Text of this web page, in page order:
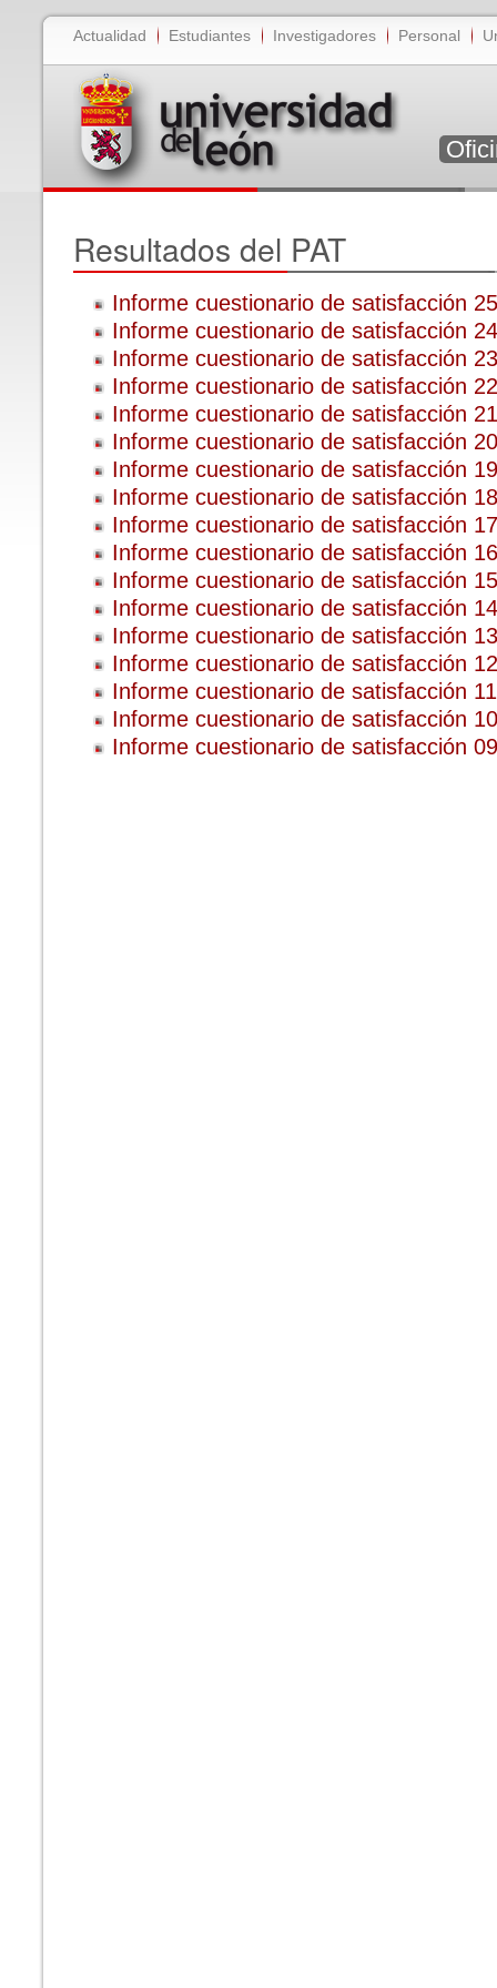
Actualidad Estudiantes Investigadores Personal
Resultados del PAT
Informe cuestionario de satisfacción
Informe cuestionario de satisfacción
Informe cuestionario de satisfacción
Informe cuestionario de satisfacción
Informe cuestionario de satisfacción
Informe cuestionario de satisfacción
Informe cuestionario de satisfacción
Informe cuestionario de satisfacción
Informe cuestionario de satisfacción
Informe cuestionario de satisfacción
Informe cuestionario de satisfacción
Informe cuestionario de satisfacción
Informe cuestionario de satisfacción
Informe cuestionario de satisfacción
Informe cuestionario de satisfacción
Informe cuestionario de satisfacción
Informe cuestionario de satisfacción